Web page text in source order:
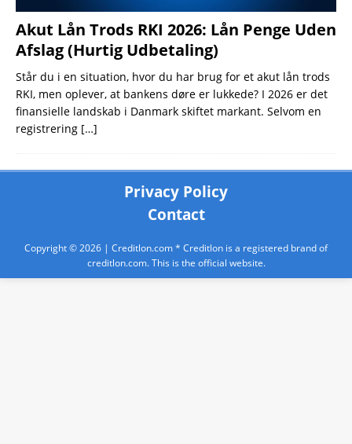
Akut Lån Trods RKI 2026: Lån Penge Uden
Afslag (Hurtig Udbetaling)
Står du i en situation, hvor du har brug for et akut lån trods
RKI, men oplever, at bankens døre er lukkede? I 2026 er det
finansielle landskab i Danmark skiftet markant. Selvom en
registrering […]
Privacy Policy
Contact
Copyright © 2026 | Creditlon.com* Creditlon is a registered brand of
creditlon.com. This is the official website.